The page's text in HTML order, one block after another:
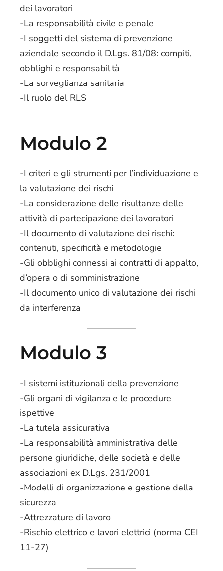
dei lavoratori
-La responsabilità civile e penale
-I soggetti del sistema di prevenzione
aziendale secondo il D.Lgs. 81/08: compiti,
obblighi e responsabilità
-La sorveglianza sanitaria
-Il ruolo del RLS
Modulo 2
-I criteri e gli strumenti per l’individuazione e
la valutazione dei rischi
-La considerazione delle risultanze delle
attività di partecipazione dei lavoratori
-Il documento di valutazione dei rischi:
contenuti, specificità e metodologie
-Gli obblighi connessi ai contratti di appalto,
d’opera o di somministrazione
-Il documento unico di valutazione dei rischi
da interferenza
Modulo 3
-I sistemi istituzionali della prevenzione
-Gli organi di vigilanza e le procedure
ispettive
-La tutela assicurativa
-La responsabilità amministrativa delle
persone giuridiche, delle società e delle
associazioni ex D.Lgs. 231/2001
-Modelli di organizzazione e gestione della
sicurezza
-Attrezzature di lavoro
-Rischio elettrico e lavori elettrici (norma CEI
11-27)